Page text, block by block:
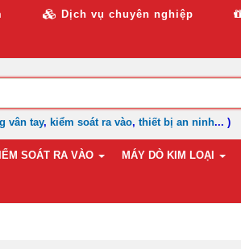
Dịch vụ chuyên nghiệp
vân tay, kiểm soát ra vào, thiết bị an ninh... )
SOÁT RA VÀO MÁY DÒ KIM LOẠI